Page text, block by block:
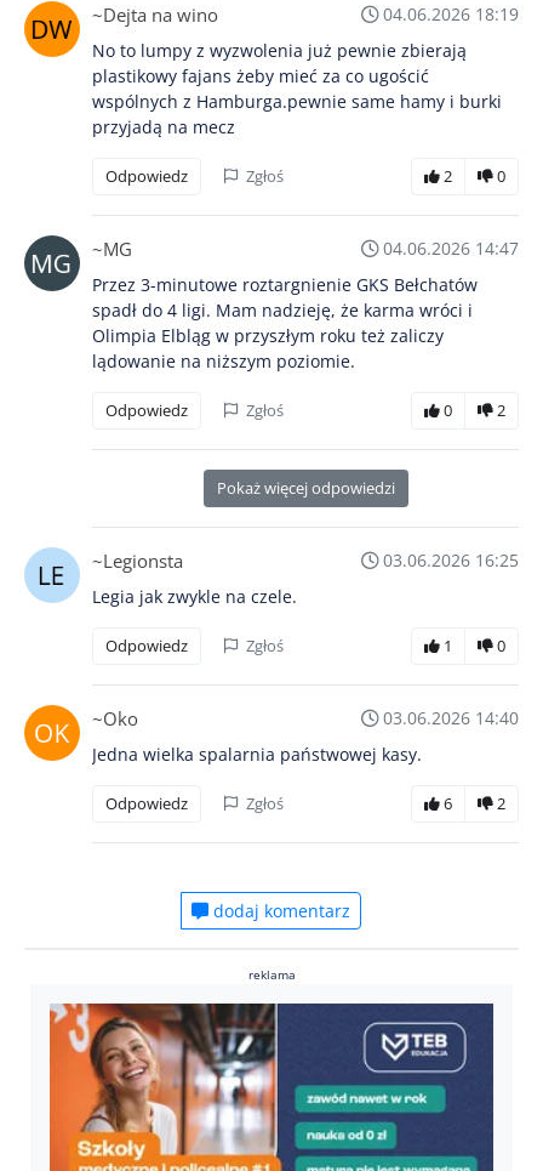
~Dejta na wino
04.06.2026 18:19
No to lumpy z wyzwolenia już pewnie zbierają
plastikowy fajans żeby mieć za co ugościć
wspólnych z Hamburga.pewnie same hamy i burki
przyjadą na mecz
Odpowiedz Zgłoś 2 0
~MG
04.06.2026 14:47
Przez 3-minutowe roztargnienie GKS Bełchatów
spadł do 4 ligi. Mam nadzieję, że karma wróci i
Olimpia Elbląg w przyszłym roku też zaliczy
lądowanie na niższym poziomie.
Odpowiedz Zgłoś 0 2
Pokaż więcej odpowiedzi
~Legionsta
03.06.2026 16:25
Legia jak zwykle na czele.
Odpowiedz Zgłoś 1 0
~Oko
03.06.2026 14:40
Jedna wielka spalarnia państwowej kasy.
Odpowiedz Zgłoś 6 2
dodaj komentarz
reklama